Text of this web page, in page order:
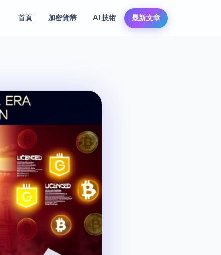
首頁 加密貨幣 AI 技術 最新文章